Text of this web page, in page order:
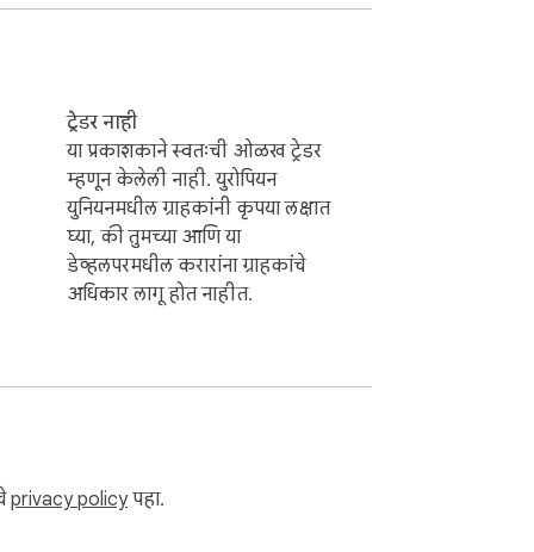
ट्रेडर नाही
या प्रकाशकाने स्वतःची ओळख ट्रेडर
म्हणून केलेली नाही. युरोपियन
युनियनमधील ग्राहकांनी कृपया लक्षात
घ्या, की तुमच्या आणि या
डेव्हलपरमधील करारांना ग्राहकांचे
अधिकार लागू होत नाहीत.
privacy policyपहा.